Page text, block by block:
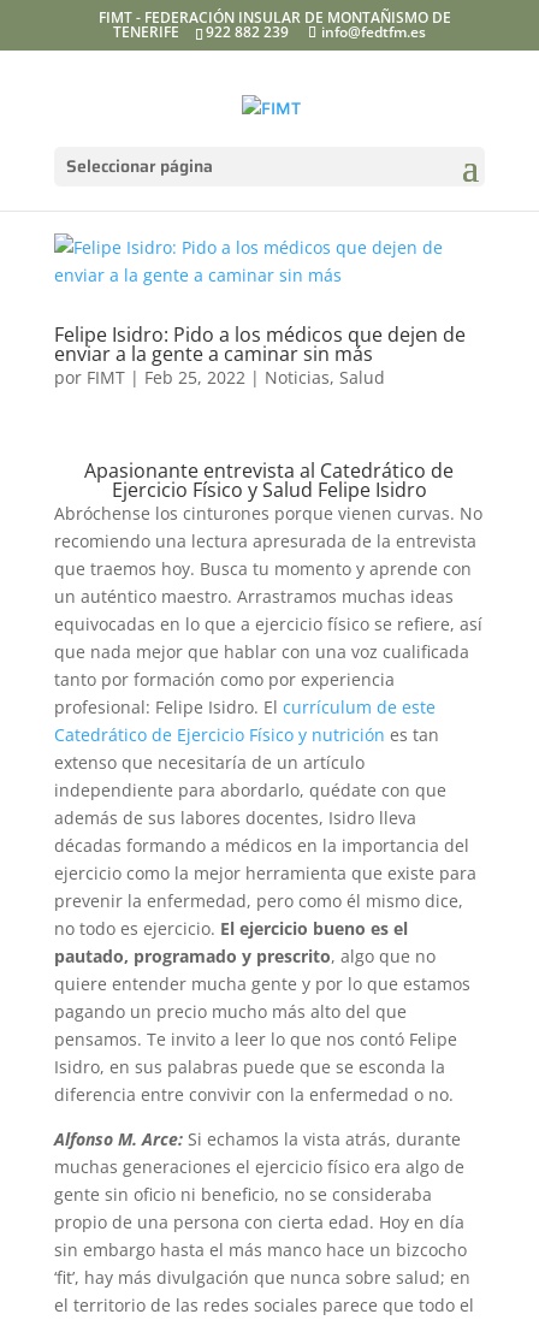
FIMT - FEDERACIÓN INSULAR DE MONTAÑISMO DE
TENERIFE 922 882 239 info@fedtfm.es
Seleccionar página
Felipe Isidro: Pido a los médicos que dejen de
enviar a la gente a caminar sin más
por FIMT| Feb 25, 2022| Noticias, Salud
Apasionante entrevista al Catedrático de
Ejercicio Físico y Salud Felipe Isidro
Abróchense los cinturones porque vienen curvas. No
recomiendo una lectura apresurada de la entrevista
que traemos hoy. Busca tu momento y aprende con
un auténtico maestro. Arrastramos muchas ideas
equivocadas en lo que a ejercicio físico se refiere, así
que nada mejor que hablar con una voz cualificada
tanto por formación como por experiencia
profesional: Felipe Isidro. El currículum de este
Catedrático de Ejercicio Físico y nutrición es tan
extenso que necesitaría de un artículo
independiente para abordarlo, quédate con que
además de sus labores docentes, Isidro lleva
décadas formando a médicos en la importancia del
ejercicio como la mejor herramienta que existe para
prevenir la enfermedad, pero como él mismo dice,
no todo es ejercicio. El ejercicio bueno es el
pautado, programado y prescrito, algo que no
quiere entender mucha gente y por lo que estamos
pagando un precio mucho más alto del que
pensamos. Te invito a leer lo que nos contó Felipe
Isidro, en sus palabras puede que se esconda la
diferencia entre convivir con la enfermedad o no.
Alfonso M. Arce: Si echamos la vista atrás, durante
muchas generaciones el ejercicio físico era algo de
gente sin oficio ni beneficio, no se consideraba
propio de una persona con cierta edad. Hoy en día
sin embargo hasta el más manco hace un bizcocho
‘fit’, hay más divulgación que nunca sobre salud; en
el territorio de las redes sociales parece que todo el